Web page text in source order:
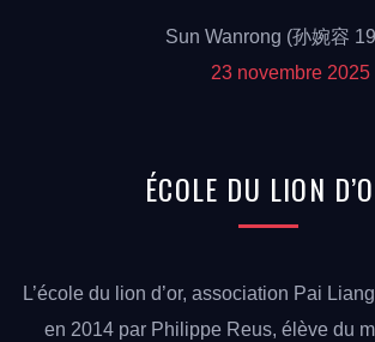
Sun Wanrong (孙婉容
23 novembre 2025
ÉCOLE DU LION
L’école du lion d’or, association Pai
en 2014 par Philippe Reus, élève du